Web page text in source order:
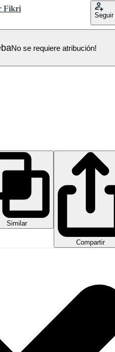
Fikri
Seguir
No se requiere atribución!
Similar
Compartir